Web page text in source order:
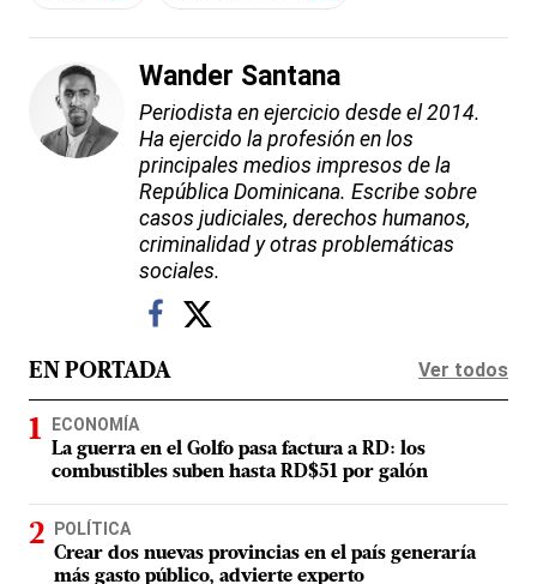
Wander Santana
Periodista en ejercicio desde el 2014.
Ha ejercido la profesión en los
principales medios impresos de la
República Dominicana. Escribe sobre
casos judiciales, derechos humanos,
criminalidad y otras problemáticas
sociales.
EN PORTADA Ver todos
ECONOMÍA
La guerra en el Golfo pasa factura a RD: los
combustibles suben hasta RD$51 por galón
POLÍTICA
Crear dos nuevas provincias en el país generaría
más gasto público, advierte experto